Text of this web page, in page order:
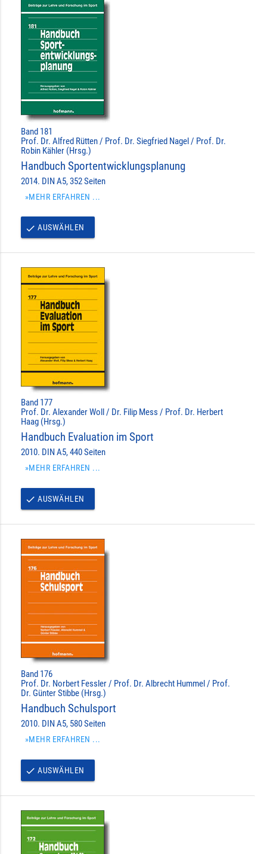
Band 181
Prof. Dr. Alfred Rütten / Prof. Dr. Siegfried Nagel / Prof. Dr.
Robin Kähler (Hrsg.)
Handbuch Sportentwicklungsplanung
2014. DIN A5, 352 Seiten
»MEHR ERFAHREN ...
done AUSWÄHLEN
Band 177
Prof. Dr. Alexander Woll / Dr. Filip Mess / Prof. Dr. Herbert
Haag (Hrsg.)
Handbuch Evaluation im Sport
2010. DIN A5, 440 Seiten
»MEHR ERFAHREN ...
done AUSWÄHLEN
Band 176
Prof. Dr. Norbert Fessler / Prof. Dr. Albrecht Hummel / Prof.
Dr. Günter Stibbe (Hrsg.)
Handbuch Schulsport
2010. DIN A5, 580 Seiten
»MEHR ERFAHREN ...
done AUSWÄHLEN